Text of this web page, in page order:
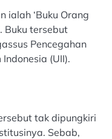
ialah ‘Buku Orang
Buku tersebut
Pencegahan
(UII).
tak dipungkiri
Sebab,